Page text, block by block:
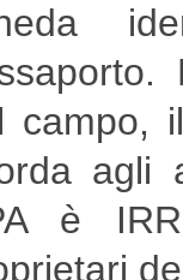
campo,
agli
è